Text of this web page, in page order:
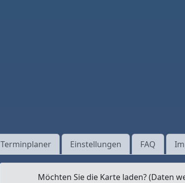
Terminplaner Einstellungen FAQ
Möchten Sie die Karte laden? (Daten